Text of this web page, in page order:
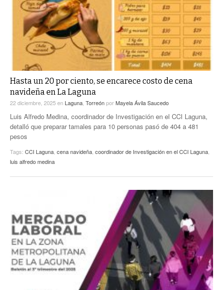
Hasta un 20 por ciento, se encarece costo de cena
navideña en La Laguna
22 diciembre, 2025en Laguna TorreónporMayela Ávila Saucedo
Luis Alfredo Medina, coordinador de Investigación en el CCI Laguna,
detalló que preparar tamales para 10 personas pasó de 404 a 481
pesos
Tags: CCI Laguna cena navideña coordinador de Investigación en el CCI Laguna
luis alfredo medina